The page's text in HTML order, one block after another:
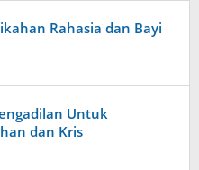
Rahasia dan Bayi
Untuk
dan Kris